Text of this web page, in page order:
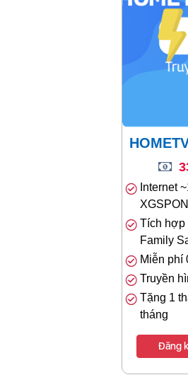
Internet
XGSPON
Tích hợp
Family
Miễn phí
Truyền
Tặng 1
tháng
Đăng